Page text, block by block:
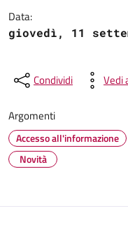
Data:
giovedì, 11
Condividi Vedi
Argomenti
Accesso all'informazione
Novità